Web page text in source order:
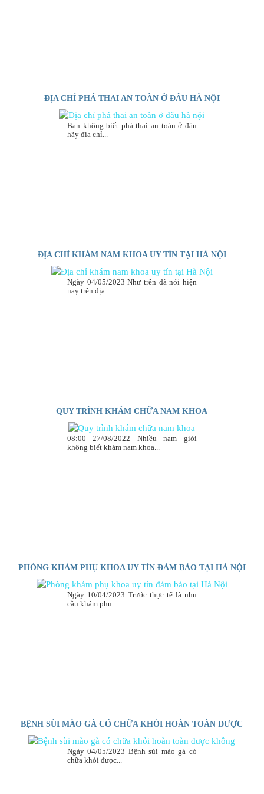
ĐỊA CHỈ PHÁ THAI AN TOÀN Ở ĐÂU HÀ NỘI
Bạn không biết phá thai an toàn ở đâu
hãy địa chỉ...
ĐỊA CHỈ KHÁM NAM KHOA UY TÍN TẠI HÀ NỘI
Ngày 04/05/2023 Như trên đã nói hiện
nay trên địa...
QUY TRÌNH KHÁM CHỮA NAM KHOA
08:00 27/08/2022 Nhiều nam giới
không biết khám nam khoa...
PHÒNG KHÁM PHỤ KHOA UY TÍN ĐẢM BẢO TẠI HÀ NỘI
Ngày 10/04/2023 Trước thực tế là nhu
cầu khám phụ...
BỆNH SÙI MÀO GÀ CÓ CHỮA KHỎI HOÀN TOÀN ĐƯỢC
KHÔNG
Ngày 04/05/2023 Bệnh sùi mào gà có
chữa khỏi được...